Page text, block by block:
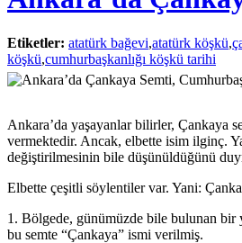
Etiketler: atatürk bağevi,atatürk köşkü,
köşkü,cumhurbaşkanlığı köşkü tarihi
Ankara’da yaşayanlar bilirler, Çankaya
vermektedir. Ancak, elbette isim ilginç.
değiştirilmesinin bile düşünüldüğünü
Elbette çeşitli söylentiler var. Yani:
1. Bölgede, günümüzde bile bulunan bir
bu semte “Çankaya” ismi verilmiş.